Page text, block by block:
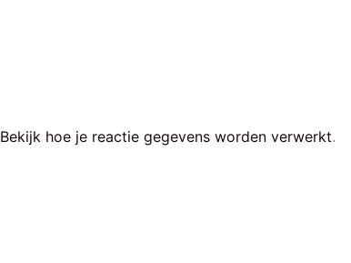
Bekijk hoe je reactie gegevens worden verwerkt.